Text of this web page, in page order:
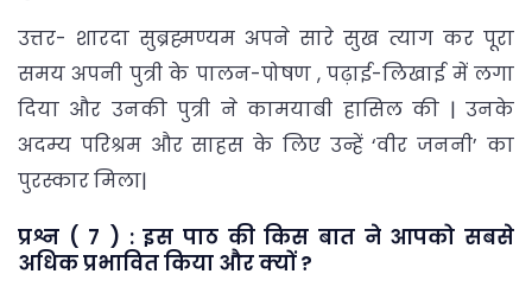
उत्तर- शारदा सुब्रह्मण्यम अपने सारे सुख त्याग कर पूरा
समय अपनी पुत्री के पालन-पोषण , पढ़ाई-लिखाई में लगा
दिया और उनकी पुत्री ने कामयाबी हासिल की | उनके
अदम्य परिश्रम और साहस के लिए उन्हें ‘वीर जननी’ का
पुरस्कार मिला|
प्रश्न ( 7 ) : इस पाठ की किस बात ने आपको सबसे
अधिक प्रभावित किया और क्यों ?